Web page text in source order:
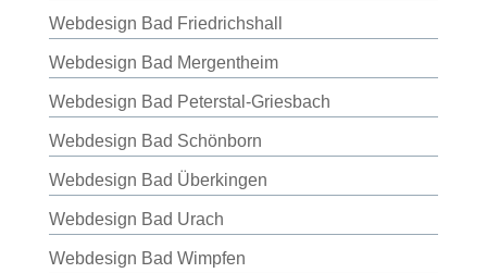
Webdesign Bad Friedrichshall
Webdesign Bad Mergentheim
Webdesign Bad Peterstal-Griesbach
Webdesign Bad Schönborn
Webdesign Bad Überkingen
Webdesign Bad Urach
Webdesign Bad Wimpfen